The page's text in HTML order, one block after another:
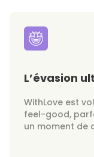
L’évasion
WithLove est
feel-good,
un moment de